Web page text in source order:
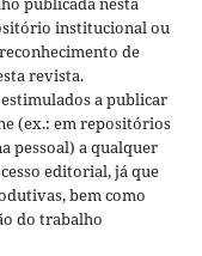
institucional ou
de
revista.
a publicar
(ex.: em repositórios
pessoal) a qualquer
editorial, já que
bem como
do trabalho